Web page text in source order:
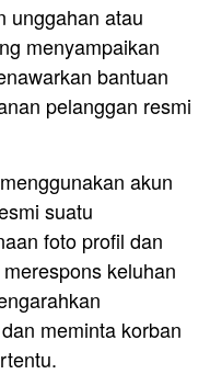
unggahan atau
menyampaikan
bantuan
pelanggan resmi
akun
suatu
foto profil dan
keluhan
meminta korban